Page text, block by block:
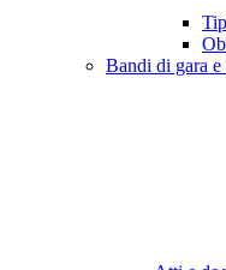
Bandi di gara e